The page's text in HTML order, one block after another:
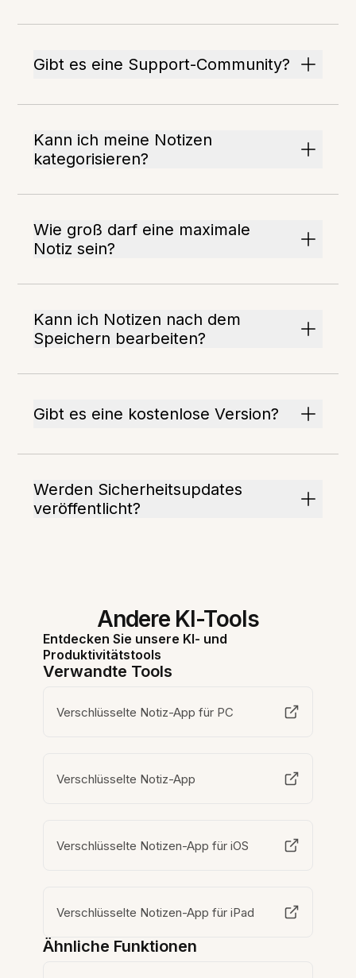
Gibt es eine Support-Community?
Kann ich meine Notizen
kategorisieren?
Wie groß darf eine maximale
Notiz sein?
Kann ich Notizen nach dem
Speichern bearbeiten?
Gibt es eine kostenlose Version?
Werden Sicherheitsupdates
veröffentlicht?
Andere KI-Tools
Entdecken Sie unsere KI- und
Produktivitätstools
Verwandte Tools
Verschlüsselte Notiz-App für PC
Verschlüsselte Notiz-App
Verschlüsselte Notizen-App für iOS
Verschlüsselte Notizen-App für iPad
Ähnliche Funktionen